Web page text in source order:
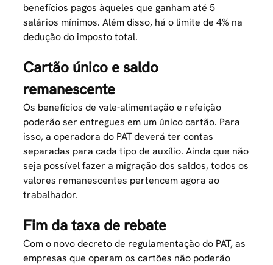
benefícios pagos àqueles que ganham até 5
salários mínimos. Além disso, há o limite de 4% na
dedução do imposto total.
Cartão único e saldo
remanescente
Os benefícios de vale-alimentação e refeição
poderão ser entregues em um único cartão. Para
isso, a operadora do PAT deverá ter contas
separadas para cada tipo de auxílio. Ainda que não
seja possível fazer a migração dos saldos, todos os
valores remanescentes pertencem agora ao
trabalhador.
Fim da taxa de rebate
Com o novo decreto de regulamentação do PAT, as
empresas que operam os cartões não poderão